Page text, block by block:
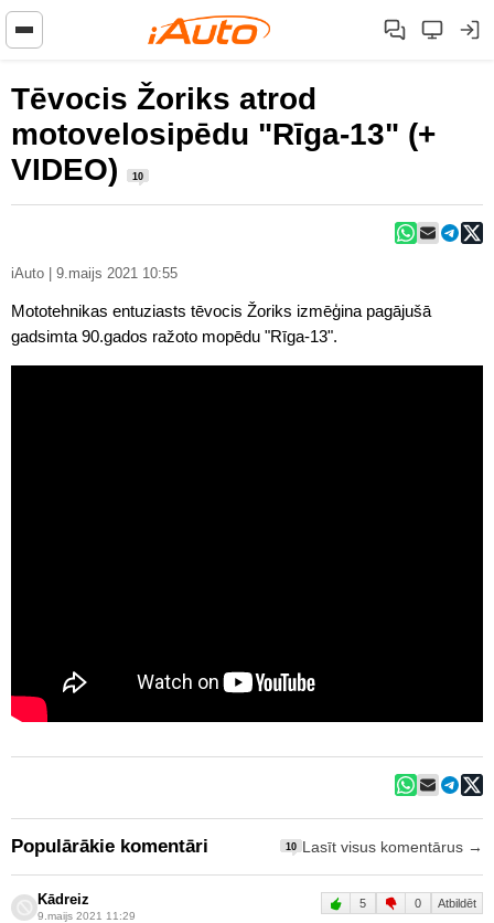
Tēvocis Žoriks atrod
motovelosipēdu "Rīga-13" (+
VIDEO)
10
iAuto | 9.maijs 2021 10:55
Mototehnikas entuziasts tēvocis Žoriks izmēģina pagājušā
gadsimta 90.gados ražoto mopēdu "Rīga-13".
Populārākie komentāri 10 Lasīt visus komentārus →
Kādreiz
9.maijs 2021 11:29
5 0 Atbildēt